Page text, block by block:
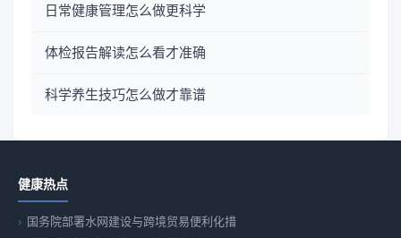
日常健康管理怎么做更科学
体检报告解读怎么看才准确
科学养生技巧怎么做才靠谱
健康热点
国务院部署水网建设与跨境贸易便利化措